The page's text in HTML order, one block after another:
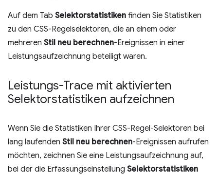
Auf dem Tab Selektorstatistiken finden Sie Statistiken
zu den CSS-Regelselektoren, die an einem oder
mehreren Stil neu berechnen-Ereignissen in einer
Leistungsaufzeichnung beteiligt waren.
Leistungs-Trace mit aktivierten
Selektorstatistiken aufzeichnen
Wenn Sie die Statistiken Ihrer CSS-Regel-Selektoren bei
lang laufenden Stil neu berechnen-Ereignissen aufrufen
möchten, zeichnen Sie eine Leistungsaufzeichnung auf,
bei der die Erfassungseinstellung Selektorstatistiken